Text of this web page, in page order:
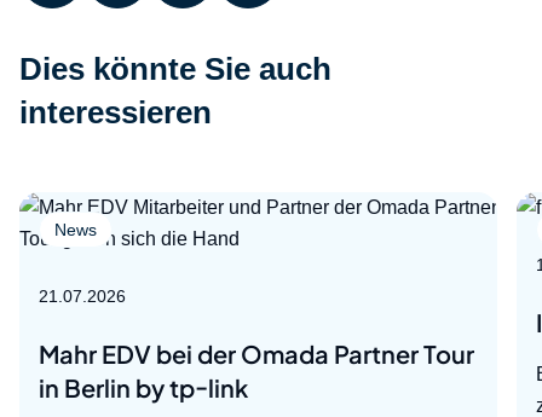
Dies könnte Sie auch
interessieren
News
21.07.2026
Mahr EDV bei der Omada Partner Tour
in Berlin by tp-link